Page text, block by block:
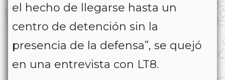
el hecho de llegarse hasta un
centro de detención sin la
presencia de la defensa”, se quejó
en una entrevista con LT8.